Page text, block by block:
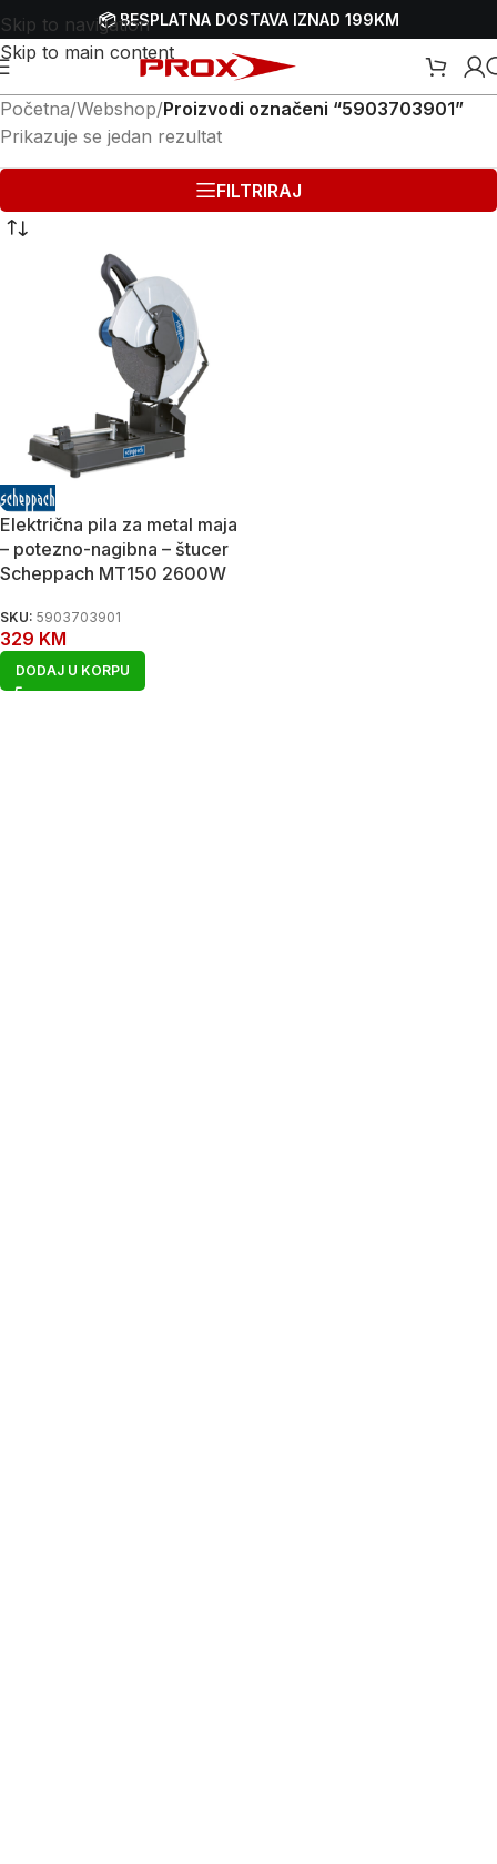
Skip to navigation
Skip to main content
📦 BESPLATNA DOSTAVA IZNAD 199KM
Početna/Webshop/Proizvodi označeni “5903703901”
Prikazuje se jedan rezultat
FILTRIRAJ
Električna pila za metal maja
– potezno-nagibna – štucer
Scheppach MT150 2600W
SKU: 5903703901
329 KM
DODAJ U KORPU